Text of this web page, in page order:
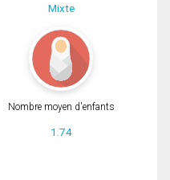
Mixte
Nombre moyen d'enfants
1.74